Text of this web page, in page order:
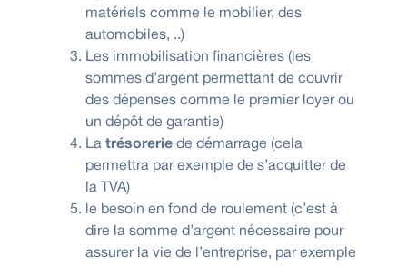
matériels comme le mobilier, des
automobiles, ..)
Les immobilisation financières (les
sommes d’argent permettant de couvrir
des dépenses comme le premier loyer ou
un dépôt de garantie)
La trésorerie de démarrage (cela
permettra par exemple de s’acquitter de
la TVA)
le besoin en fond de roulement (c’est à
dire la somme d’argent nécessaire pour
assurer la vie de l’entreprise, par exemple